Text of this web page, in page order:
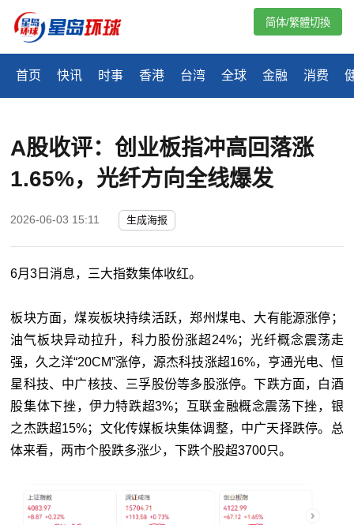
首页 快讯 时事 香港 台湾 全球 金融 消费
简体/繁體切換
A股收评：创业板指冲高回落涨
1.65%，光纤方向全线爆发
2026-06-03 15:11 生成海报
6月3日消息，三大指数集体收红。
板块方面，煤炭板块持续活跃，郑州煤电、大有能源涨停；
油气板块异动拉升，科力股份涨超24%；光纤概念震荡走
强，久之洋“20CM”涨停，源杰科技涨超16%，亨通光电、恒
星科技、中广核技、三孚股份等多股涨停。下跌方面，白酒
股集体下挫，伊力特跌超3%；互联金融概念震荡下挫，银
之杰跌超15%；文化传媒板块集体调整，中广天择跌停。总
体来看，两市个股跌多涨少，下跌个股超3700只。